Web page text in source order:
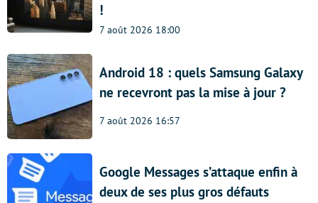
!
7 août 2026 18:00
Android 18 : quels Samsung Galaxy
ne recevront pas la mise à jour ?
7 août 2026 16:57
Google Messages s’attaque enfin à
deux de ses plus gros défauts